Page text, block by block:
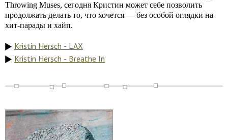
Throwing Muses, сегодня Кристин может себе позволить
продолжать делать то, что хочется — без особой оглядки на
хит-парады и хайп.
Kristin Hersch - LAX
Kristin Hersch - Breathe In